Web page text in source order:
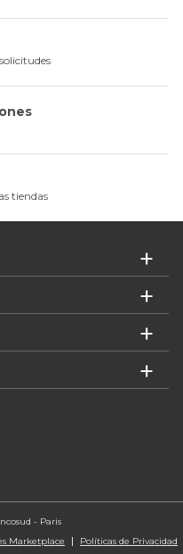
tiendas
- Paris
Marketplace Políticas de Privacidad